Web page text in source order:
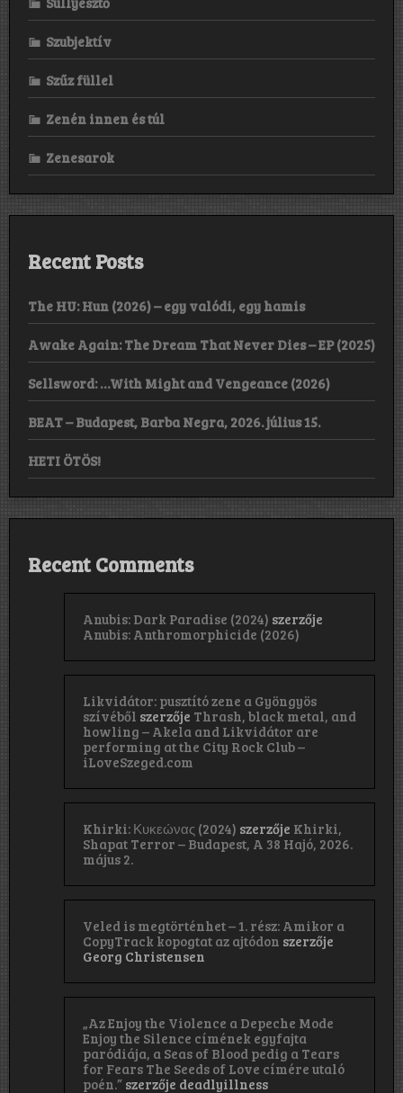
Szubjektív
Szűz füllel
Zenén innen és túl
Zenesarok
Recent Posts
The HU: Hun (2026) – egy valódi, egy hamis
Awake Again: The Dream That Never Dies – EP (2025)
Sellsword: …With Might and Vengeance (2026)
BEAT – Budapest, Barba Negra, 2026. július 15.
HETI ÖTÖS!
Recent Comments
Anubis: Dark Paradise (2024) szerzője
Anubis: Anthromorphicide (2026)
Likvidátor: pusztító zene a Gyöngyös
szívéből szerzője Thrash, black metal, and
howling – Akela and Likvidátor are
performing at the City Rock Club –
iLoveSzeged.com
Khirki: Κ​υ​κ​ε​ώ​ν​α​ς (2024) szerzője Khirki,
Shapat Terror – Budapest, A 38 Hajó, 2026.
május 2.
Veled is megtörténhet – 1. rész: Amikor a
CopyTrack kopogtat az ajtódon szerzője
Georg Christensen
„Az Enjoy the Violence a Depeche Mode
Enjoy the Silence címének egyfajta
paródiája, a Seas of Blood pedig a Tears
for Fears The Seeds of Love címére utaló
poén.” szerzője deadlyillness